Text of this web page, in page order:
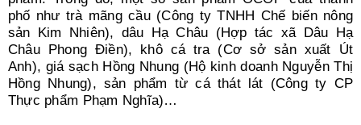
phố như trà mãng cầu (Công ty TNHH Chế biến nông
sản Kim Nhiên), dâu Hạ Châu (Hợp tác xã Dâu Hạ
Châu Phong Ðiền), khô cá tra (Cơ sở sản xuất Út
Anh), giá sạch Hồng Nhung (Hộ kinh doanh Nguyễn Thị
Hồng Nhung), sản phẩm từ cá thát lát (Công ty CP
Thực phẩm Phạm Nghĩa)…